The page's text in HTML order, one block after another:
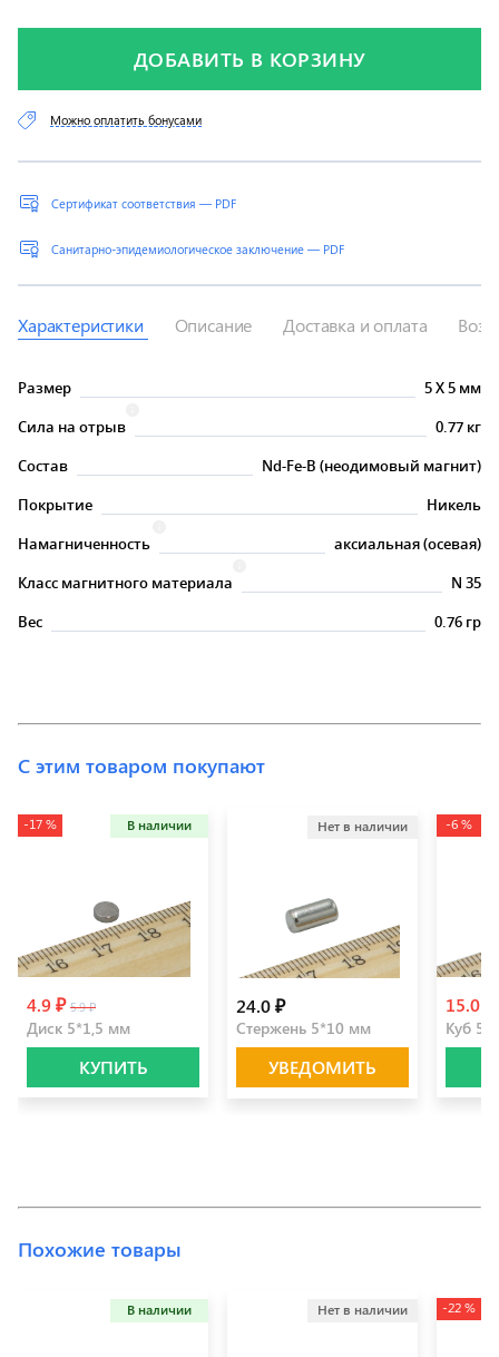
ДОБАВИТЬ В КОРЗИНУ
Сертификат соответствия — PDF
Санитарно-эпидемиологическое заключение — PDF
Можно оплатить бонусами
Характеристики Описание Доставка и оплата
Размер 5X5 мм
Сила на отрыв
0.77 кг
Состав
Nd-Fe-B (неодимовый магнит)
Покрытие
Никель
Намагниченность
аксиальная (осевая)
Класс магнитного материала
N 35
Вес
0.76 гр
С этим товаром покупают
-17 % В наличии
4.9 ₽ 5.9 ₽
Диск 5*1,5 мм
КУПИТЬ
Нет в наличии
24.0 ₽
Стержень 5*10 мм
УВЕДОМИТЬ
-6 %
15.0 ₽
Куб
Похожие товары
В наличии Нет в наличии -22 %